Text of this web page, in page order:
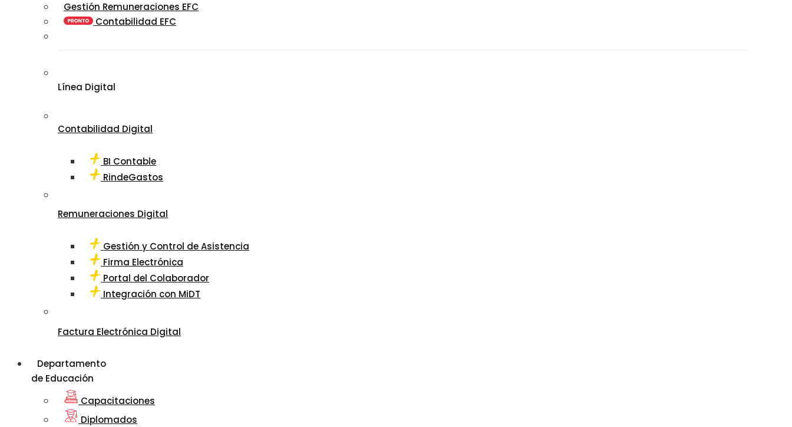
Gestión Remuneraciones EFC
Contabilidad EFC
Línea Digital
Contabilidad Digital
BI Contable
RindeGastos
Remuneraciones Digital
Gestión y Control de Asistencia
Firma Electrónica
Portal del Colaborador
Integración con MiDT
Factura Electrónica Digital
Departamento
de Educación
Capacitaciones
Diplomados